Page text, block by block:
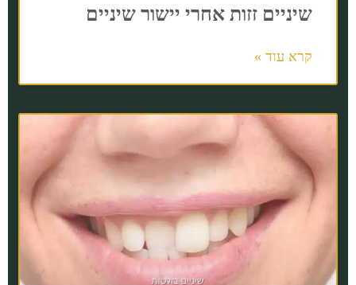
שיניים זזות אחרי יישור שיניים
קרא עוד »